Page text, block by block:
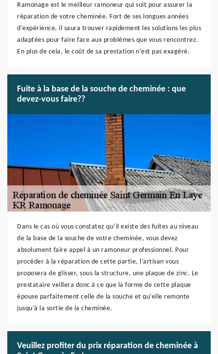
Ramonage est le meilleur ramoneur qui soit pour assurer la
réparation de votre cheminée. Fort de ses longues années
d’expérience, il saura trouver rapidement les solutions les plus
adaptées pour faire face aux problèmes que vous rencontrez.
En plus de cela, le coût de sa prestation n’est pas exagéré.
Fuite à la base de la souche de cheminée : que
devez-vous faire??
Dans le cas où vous constatez qu’il existe des fuites au niveau
de la base de la souche de votre cheminée, vous devez
absolument faire appel à un ramoneur professionnel. Pour
procéder à la réparation de cette partie, l’artisan vous
proposera de glisser, sous la structure, une plaque de zinc. Le
prestataire veillera donc à ce que la forme de cette plaque
épouse parfaitement celle de la souche et qu’elle remonte
jusqu’à la sortie de la cheminée.
Veuillez profiter du prix réparation de cheminée à